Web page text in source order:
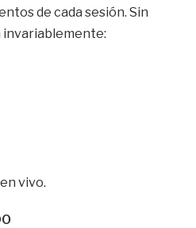
de cada sesión. Sin
invariablemente:
vivo.